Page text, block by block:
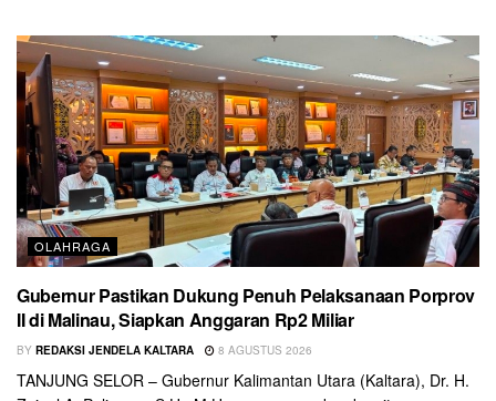
OLAHRAGA
Gubernur Pastikan Dukung Penuh Pelaksanaan Porprov
II di Malinau, Siapkan Anggaran Rp2 Miliar
BY REDAKSI JENDELA KALTARA 8 AGUSTUS 2026
TANJUNG SELOR – Gubernur Kalimantan Utara (Kaltara), Dr. H.